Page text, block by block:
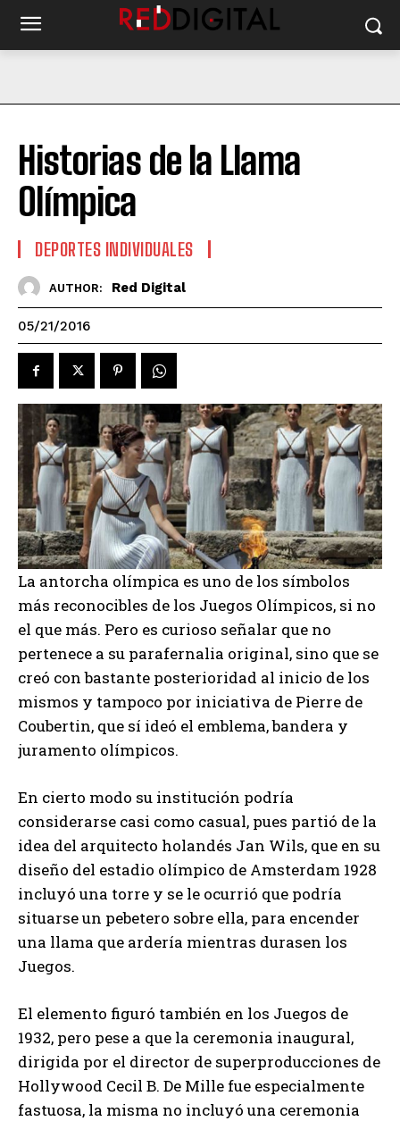
Historias de la Llama
Olímpica
DEPORTES INDIVIDUALES
AUTHOR: Red Digital
05/21/2016
La antorcha olímpica es uno de los símbolos
más reconocibles de los Juegos Olímpicos, si no
el que más. Pero es curioso señalar que no
pertenece a su parafernalia original, sino que se
creó con bastante posterioridad al inicio de los
mismos y tampoco por iniciativa de Pierre de
Coubertin, que sí ideó el emblema, bandera y
juramento olímpicos.
En cierto modo su institución podría
considerarse casi como casual, pues partió de la
idea del arquitecto holandés Jan Wils, que en su
diseño del estadio olímpico de Amsterdam 1928
incluyó una torre y se le ocurrió que podría
situarse un pebetero sobre ella, para encender
una llama que ardería mientras durasen los
Juegos.
El elemento figuró también en los Juegos de
1932, pero pese a que la ceremonia inaugural,
dirigida por el director de superproducciones de
Hollywood Cecil B. De Mille fue especialmente
fastuosa, la misma no incluyó una ceremonia